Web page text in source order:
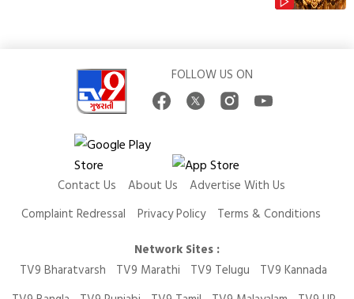
FOLLOW US ON
Contact Us About Us
Advertise With Us
Complaint Redressal
Privacy Policy
Terms & Conditions
Network Sites :
TV9 Bharatvarsh
TV9 Marathi TV9 Telugu
TV9 Kannada